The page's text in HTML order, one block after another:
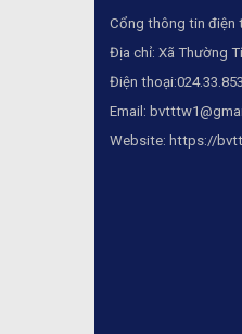
Cổng thông tin điện
Địa chỉ: Xã Thường
Điện
Email:
Website: https://